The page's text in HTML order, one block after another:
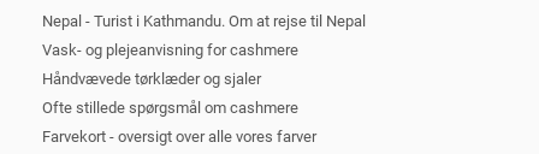
Nepal - Turist i Kathmandu. Om at rejse til Nepal
Vask- og plejeanvisning for cashmere
Håndvævede tørklæder og sjaler
Ofte stillede spørgsmål om cashmere
Farvekort - oversigt over alle vores farver